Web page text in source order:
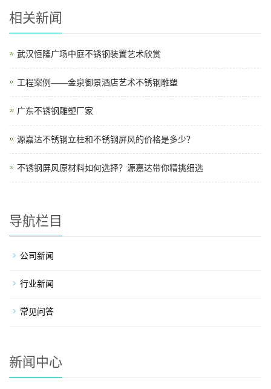
相关新闻
武汉恒隆广场中庭不锈钢装置艺术欣赏
工程案例——金泉御景酒店艺术不锈钢雕塑
广东不锈钢雕塑厂家
源嘉达不锈钢立柱和不锈钢屏风的价格是多少？
不锈钢屏风原材料如何选择？源嘉达带你精挑细选
导航栏目
公司新闻
行业新闻
常见问答
新闻中心